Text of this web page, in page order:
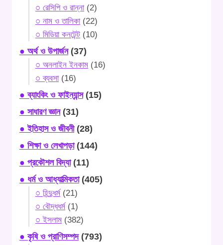
○ রেসিপি ও রান্না(2)
○ নাম ও তালিকা(22)
○ মিডিয়া কনটেন্ট (10)
● অর্থ ও উপার্জন(37)
○ অনলাইন ইনকাম (16)
○ ব্যবসা(16)
● ব্যাংকিং ও ফাইন্যান্স(15)
● সাধারণ জ্ঞান(31)
● ইতিহাস ও জীবনী(28)
● শিক্ষা ও লেখাপড়া(144)
● প্রকৌশল বিদ্যা(11)
● ধর্ম ও আধ্যাত্মিকতা(405)
○ হিন্দুধর্ম (21)
○ বৌদ্ধধর্ম (1)
○ ইসলাম (382)
● কৃষি ও প্রাণিসম্পদ(793)